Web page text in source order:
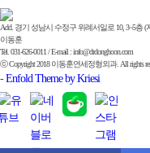
Add. 경기 성남시 수정구 위례서일로 10, 3~5층 (
이동훈
Tel. 031-626-0011 / E-mail : info@drdonghoon.com
ⓒ Copyright 2018 이동훈연세정형외과. All rights
-Enfold Theme by Kriesi